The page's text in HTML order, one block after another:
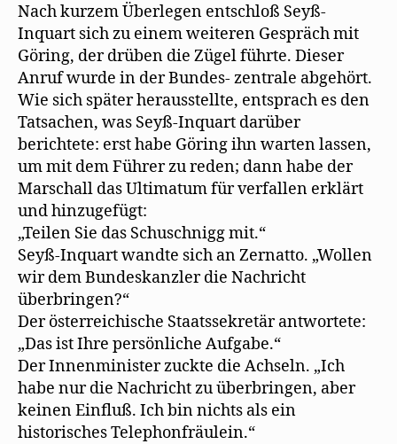
Nach kurzem Überlegen entschloß Seyß-
Inquart sich zu einem weiteren Gespräch mit
Göring, der drüben die Zügel führte. Dieser
Anruf wurde in der Bundes- zentrale abgehört.
Wie sich später herausstellte, entsprach es den
Tatsachen, was Seyß-Inquart darüber
berichtete: erst habe Göring ihn warten lassen,
um mit dem Führer zu reden; dann habe der
Marschall das Ultimatum für verfallen erklärt
und hinzugefügt:
„Teilen Sie das Schuschnigg mit.“
Seyß-Inquart wandte sich an Zernatto. „Wollen
wir dem Bundeskanzler die Nachricht
überbringen?“
Der österreichische Staatssekretär antwortete:
„Das ist Ihre persönliche Aufgabe.“
Der Innenminister zuckte die Achseln. „Ich
habe nur die Nachricht zu überbringen, aber
keinen Einfluß. Ich bin nichts als ein
historisches Telephonfräulein.“